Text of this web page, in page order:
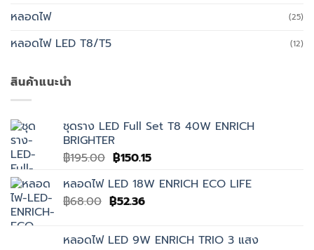
หลอดไฟ (25)
หลอดไฟ LED T8/T5 (12)
สินค้าแนะนำ
ชุดราง LED Full Set T8 40W ENRICH
BRIGHTER
฿195.00 Original
was:
฿195.00.
฿150.15Current
is:
หลอดไฟ LED 18W ENRICH ECO LIFE
฿68.00 Original
฿68.00.
฿52.36Current
฿52.36.
หลอดไฟ LED 9W ENRICH TRIO 3 แสง